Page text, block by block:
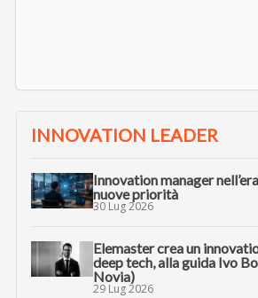
INNOVATION LEADER
Innovation manager
nuove priorità
30 Lug 2026
Elemaster crea un
deep tech, alla guida Ivo
Novia)
29 Lug 2026